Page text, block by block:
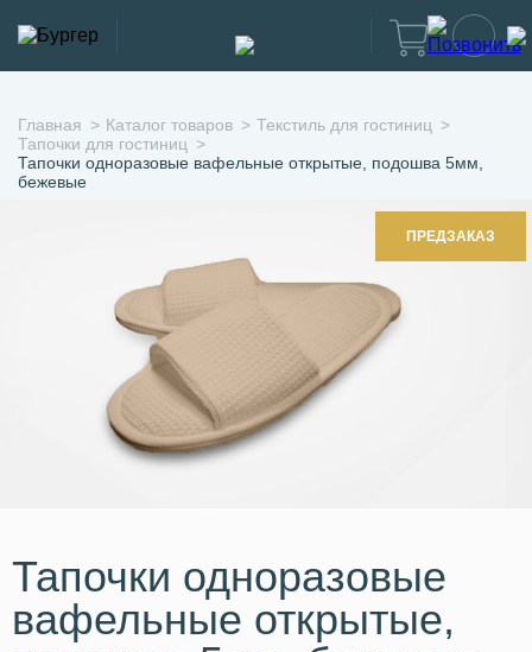
Главная Каталог товаров
Текстиль для гостиниц
Тапочки для гостиниц
Тапочки одноразовые вафельные открытые, подошва 5мм,
бежевые
ПРЕДЗАКАЗ
Тапочки одноразовые
вафельные открытые,